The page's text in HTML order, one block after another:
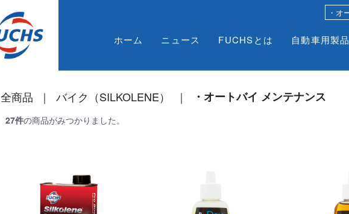
ホーム ニュース FUCHSとは 自動車用製品
全商品 バイク（SILKOLENE） ・オートバイ メンテナンス
27件の商品がみつかりました。